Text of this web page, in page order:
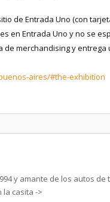
de Entrada Uno (con
en Entrada Uno y no se
de merchandising y entrega
aires/#the-exhibition
y amante de los autos de
la casita ->